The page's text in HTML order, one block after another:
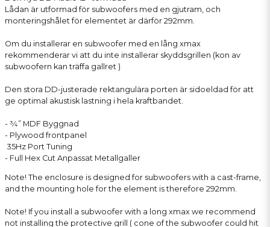
Lådan är utformad för subwoofers med en gjutram, och
monteringshålet för elementet är därför 292mm.
Om du installerar en subwoofer med en lång xmax
rekommenderar vi att du inte installerar skyddsgrillen (kon av
subwoofern kan träffa gallret )
Den stora DD-justerade rektangulära porten är sidoeldad för att
ge optimal akustisk lastning i hela kraftbandet.
- 3⁄4” MDF Byggnad
- Plywood frontpanel
35Hz Port Tuning
- Full Hex Cut Anpassat Metallgaller
Note! The enclosure is designed for subwoofers with a cast-frame,
and the mounting hole for the element is therefore 292mm.
Note! If you install a subwoofer with a long xmax we recommend
not installing the protective grill ( cone of the subwoofer could hit